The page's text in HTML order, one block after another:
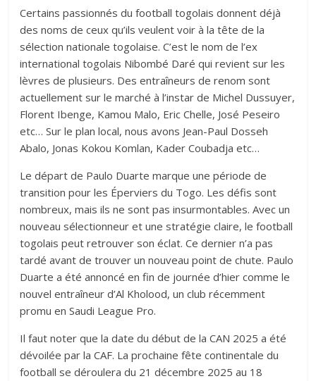
Certains passionnés du football togolais donnent déjà
des noms de ceux qu’ils veulent voir à la tête de la
sélection nationale togolaise. C’est le nom de l’ex
international togolais Nibombé Daré qui revient sur les
lèvres de plusieurs. Des entraîneurs de renom sont
actuellement sur le marché à l’instar de Michel Dussuyer,
Florent Ibenge, Kamou Malo, Eric Chelle, José Peseiro
etc… Sur le plan local, nous avons Jean-Paul Dosseh
Abalo, Jonas Kokou Komlan, Kader Coubadja etc…
Le départ de Paulo Duarte marque une période de
transition pour les Éperviers du Togo. Les défis sont
nombreux, mais ils ne sont pas insurmontables. Avec un
nouveau sélectionneur et une stratégie claire, le football
togolais peut retrouver son éclat. Ce dernier n’a pas
tardé avant de trouver un nouveau point de chute. Paulo
Duarte a été annoncé en fin de journée d’hier comme le
nouvel entraîneur d’Al Kholood, un club récemment
promu en Saudi League Pro.
Il faut noter que la date du début de la CAN 2025 a été
dévoilée par la CAF. La prochaine fête continentale du
football se déroulera du 21 décembre 2025 au 18